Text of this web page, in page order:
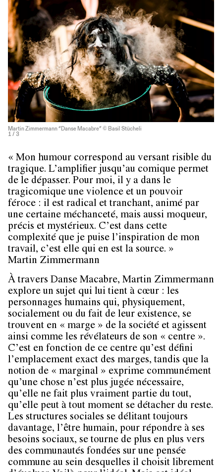
Martin Zimmermann “Danse Macabre” © Basil Stücheli
1 / 3
« Mon humour correspond au versant risible du
tragique. L’amplifier jusqu’au comique permet
de le dépasser. Pour moi, il y a dans le
tragicomique une violence et un pouvoir
féroce : il est radical et tranchant, animé par
une certaine méchanceté, mais aussi moqueur,
précis et mystérieux. C’est dans cette
complexité que je puise l’inspiration de mon
travail, c’est elle qui en est la source. »
Martin Zimmermann
À travers Danse Macabre, Martin Zimmermann
explore un sujet qui lui tient à cœur : les
personnages humains qui, physiquement,
socialement ou du fait de leur existence, se
trouvent en « marge » de la société et agissent
ainsi comme les révélateurs de son « centre ».
C’est en fonction de ce centre qu’est défini
l’emplacement exact des marges, tandis que la
notion de « marginal » exprime communément
qu’une chose n’est plus jugée nécessaire,
qu’elle ne fait plus vraiment partie du tout,
qu’elle peut à tout moment se détacher du reste.
Les structures sociales se délitant toujours
davantage, l’être humain, pour répondre à ses
besoins sociaux, se tourne de plus en plus vers
des communautés fondées sur une pensée
commune au sein desquelles il choisit librement